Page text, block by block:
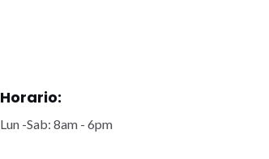
Horario:
Lun -Sab: 8am - 6pm